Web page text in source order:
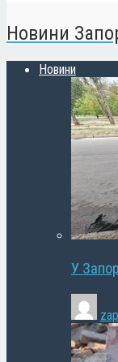
Новини
Новини
У